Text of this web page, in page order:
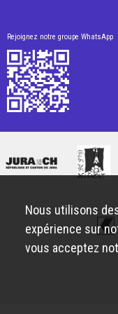
Rejoignez notre groupe WhatsApp
Nous utilisons
expérience sur
vous acceptez